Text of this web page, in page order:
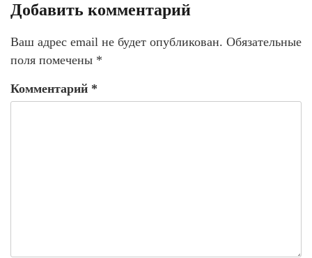
Добавить комментарий
Ваш адрес email не будет опубликован. Обязательные
поля помечены *
Комментарий *